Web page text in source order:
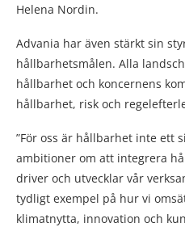
Helena Nordin.
Advania har även stärkt sin
hållbarhetsmålen. Alla
hållbarhet och koncernens
hållbarhet, risk och
”För oss är hållbarhet inte ett
ambitioner om att integrera
driver och utvecklar vår
tydligt exempel på hur vi
klimatnytta, innovation och